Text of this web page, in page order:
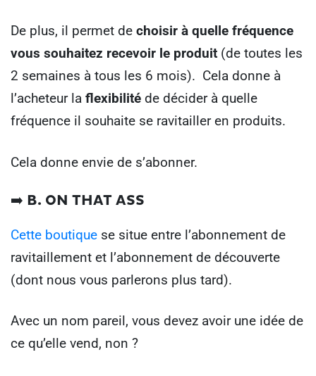
De plus, il permet de choisir à quelle fréquence
vous souhaitez recevoir le produit (de toutes les
2 semaines à tous les 6 mois). Cela donne à
l’acheteur la flexibilité de décider à quelle
fréquence il souhaite se ravitailler en produits.
Cela donne envie de s’abonner.
➡️ B. ON THAT ASS
Cette boutique se situe entre l’abonnement de
ravitaillement et l’abonnement de découverte
(dont nous vous parlerons plus tard).
Avec un nom pareil, vous devez avoir une idée de
ce qu’elle vend, non ?